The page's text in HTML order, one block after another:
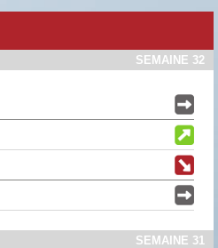
SEMAINE 32
SEMAINE 31